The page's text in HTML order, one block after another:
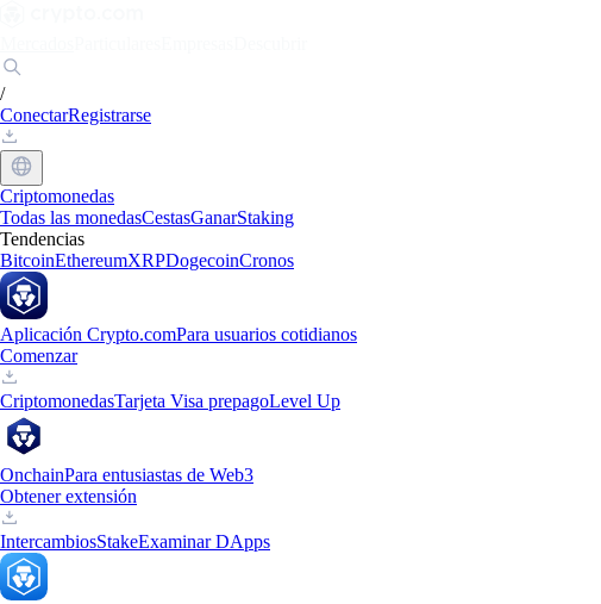
/
ConectarRegistrarse
Criptomonedas
Todas las monedasCestasGanarStaking
Tendencias
BitcoinEthereumXRPDogecoinCronos
Aplicación Crypto.comPara usuarios cotidianos
Comenzar
CriptomonedasTarjeta Visa prepagoLevel Up
OnchainPara entusiastas de Web3
Obtener extensión
IntercambiosStakeExaminar DApps